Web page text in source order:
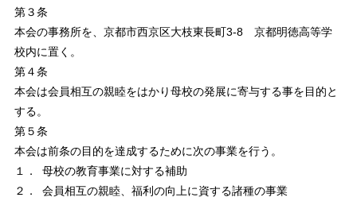
第３条
本会の事務所を、京都市西京区大枝東長町3-8 京都明徳高等学
校内に置く。
第４条
本会は会員相互の親睦をはかり母校の発展に寄与する事を目的と
する。
第５条
本会は前条の目的を達成するために次の事業を行う。
１．
母校の教育事業に対する補助
２．
会員相互の親睦、福利の向上に資する諸種の事業